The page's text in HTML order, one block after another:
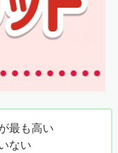
最も高い
ない